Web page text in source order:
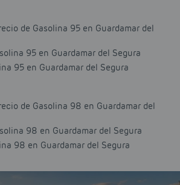
de Gasolina 95 en Guardamar del
95 en Guardamar del Segura
95 en Guardamar del Segura
de Gasolina 98 en Guardamar del
98 en Guardamar del Segura
98 en Guardamar del Segura